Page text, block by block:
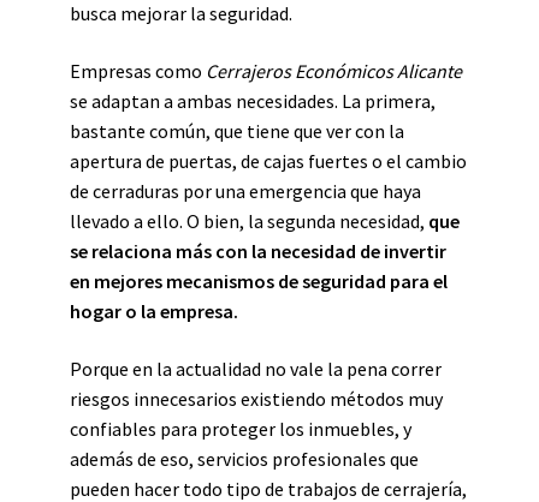
busca mejorar la seguridad.
Empresas como Cerrajeros Económicos Alicante
se adaptan a ambas necesidades. La primera,
bastante común, que tiene que ver con la
apertura de puertas, de cajas fuertes o el cambio
de cerraduras por una emergencia que haya
llevado a ello. O bien, la segunda necesidad, que
se relaciona más con la necesidad de invertir
en mejores mecanismos de seguridad para el
hogar o la empresa.
Porque en la actualidad no vale la pena correr
riesgos innecesarios existiendo métodos muy
confiables para proteger los inmuebles, y
además de eso, servicios profesionales que
pueden hacer todo tipo de trabajos de cerrajería,